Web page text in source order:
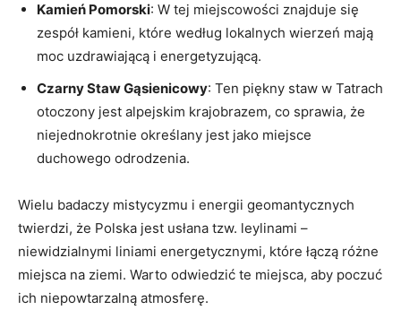
Kamień Pomorski: W tej ​miejscowości znajduje ⁣się
zespół kamieni, które według lokalnych⁣ wierzeń mają
moc uzdrawiającą i ⁣energetyzującą.
Czarny ‌Staw Gąsienicowy: Ten piękny staw w Tatrach
otoczony ⁣jest alpejskim krajobrazem, co sprawia, ⁤że
niejednokrotnie określany jest jako miejsce
duchowego odrodzenia.
Wielu badaczy mistycyzmu i ⁢energii geomantycznych
‍twierdzi, że Polska‍ jest ⁤usłana ⁢tzw. leylinami –
niewidzialnymi‌ liniami energetycznymi, które ⁢łączą ‌różne
miejsca na ziemi. Warto odwiedzić te miejsca, aby poczuć⁤
ich niepowtarzalną atmosferę.